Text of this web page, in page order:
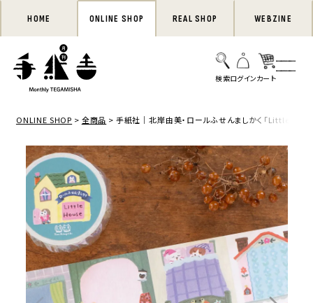
HOME ONLINE SHOP REAL SHOP WEBZINE
ONLINE SHOP 全商品 手紙社｜北岸由美・ロールふせんましかく「Little